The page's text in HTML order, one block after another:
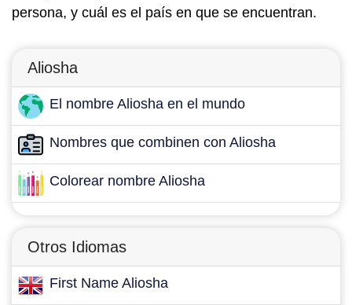
persona, y cuál es el país en que se encuentran.
Aliosha
El nombre Aliosha en el mundo
Nombres que combinen con Aliosha
Colorear nombre Aliosha
Otros Idiomas
First Name Aliosha